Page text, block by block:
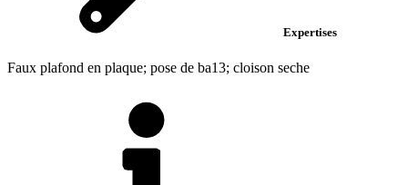
Expertises
Faux plafond en plaque; pose de ba13; cloison seche